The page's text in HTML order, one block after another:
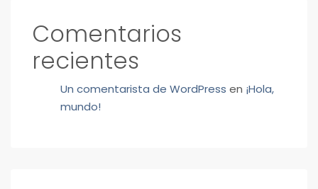
Comentarios
recientes
Un comentarista de WordPress en ¡Hola,
mundo!